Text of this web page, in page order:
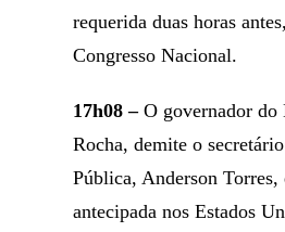
requerida duas horas
Congresso Nacional.
17h08 –O governador do
Rocha, demite o
Pública, Anderson Torres,
antecipada nos Estados